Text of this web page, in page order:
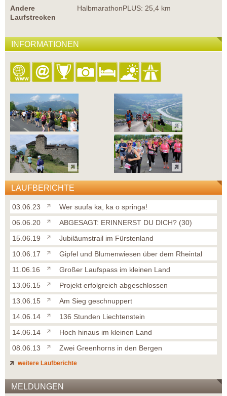
Andere
Laufstrecken
HalbmarathonPLUS: 25,4 km
INFORMATIONEN
LAUFBERICHTE
03.06.23
Wer suufa ka, ka o springa!
06.06.20
ABGESAGT: ERINNERST DU DICH? (30)
15.06.19
Jubiläumstrail im Fürstenland
10.06.17
Gipfel und Blumenwiesen über dem Rheintal
11.06.16
Großer Laufspass im kleinen Land
13.06.15
Projekt erfolgreich abgeschlossen
13.06.15
Am Sieg geschnuppert
14.06.14
136 Stunden Liechtenstein
14.06.14
Hoch hinaus im kleinen Land
08.06.13
Zwei Greenhorns in den Bergen
weitere Laufberichte
MELDUNGEN